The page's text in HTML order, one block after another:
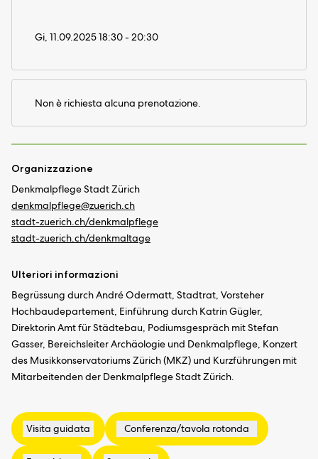
Gi, 11.09.2025 18:30 - 20:30
Non è richiesta alcuna prenotazione.
Organizzazione
Denkmalpflege Stadt Zürich
denkmalpflege@zuerich.ch
stadt-zuerich.ch/denkmalpflege
stadt-zuerich.ch/denkmaltage
Ulteriori informazioni
Begrüssung durch André Odermatt, Stadtrat, Vorsteher
Hochbaudepartement, Einführung durch Katrin Gügler,
Direktorin Amt für Städtebau, Podiumsgespräch mit Stefan
Gasser, Bereichsleiter Archäologie und Denkmalpflege, Konzert
des Musikkonservatoriums Zürich (MKZ) und Kurzführungen mit
Mitarbeitenden der Denkmalpflege Stadt Zürich.